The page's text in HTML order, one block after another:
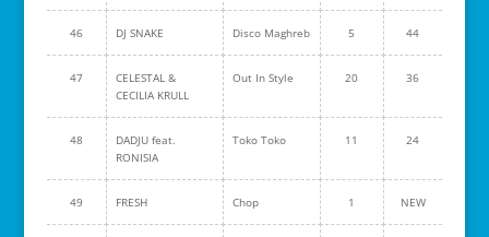
46 DJ SNAKE Disco Maghreb 5 44
47
CELESTAL &
CECILIA KRULL
Out In Style 20 36
48
DADJU feat.
RONISIA
Toko Toko 11 24
49 FRESH Chop 1 NEW